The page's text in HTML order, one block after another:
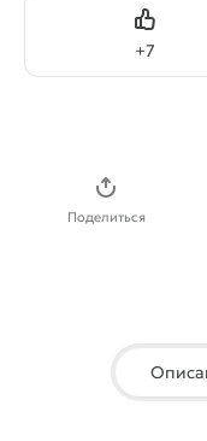
+7
Поделиться